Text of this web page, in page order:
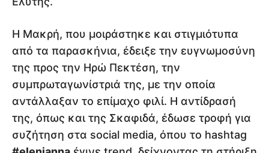
Η Μακρή, που μοιράστηκε και στιγμιότυπα
από τα παρασκήνια, έδειξε την ευγνωμοσύνη
της προς την Ηρώ Πεκτέση, την
συμπρωταγωνίστριά της, με την οποία
αντάλλαξαν το επίμαχο φιλί. Η αντίδρασή
της, όπως και της Σκαφιδά, έδωσε τροφή για
συζήτηση στα social media, όπου το hashtag